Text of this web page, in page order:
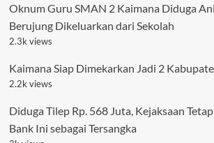
Oknum Guru SMAN 2 Kaimana Diduga
Berujung Dikeluarkan dari Sekolah
2.3k views
Kaimana Siap Dimekarkan Jadi 2
2.2k views
Diduga Tilep Rp. 568 Juta, Kejaksaan
Bank Ini sebagai Tersangka